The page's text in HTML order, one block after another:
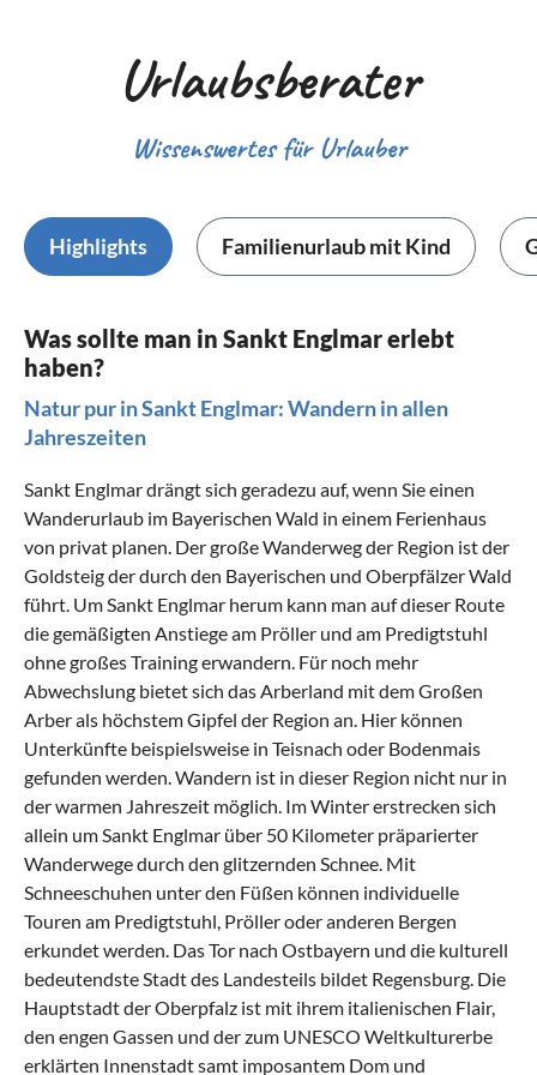
Urlaubsberater
Wissenswertes für Urlauber
Highlights Familienurlaub mit Kind
Was sollte man in Sankt Englmar erlebt
haben?
Natur pur in Sankt Englmar: Wandern in allen
Jahreszeiten
Sankt Englmar drängt sich geradezu auf, wenn Sie einen
Wanderurlaub im Bayerischen Wald in einem Ferienhaus
von privat planen. Der große Wanderweg der Region ist der
Goldsteig der durch den Bayerischen und Oberpfälzer Wald
führt. Um Sankt Englmar herum kann man auf dieser Route
die gemäßigten Anstiege am Pröller und am Predigtstuhl
ohne großes Training erwandern. Für noch mehr
Abwechslung bietet sich dasArberland mit dem Großen
Arber als höchstem Gipfel der Region an. Hier können
Unterkünfte beispielsweise in Teisnach oder Bodenmais
gefunden werden. Wandern ist in dieser Region nicht nur in
der warmen Jahreszeit möglich. Im Winter erstrecken sich
allein um Sankt Englmar über 50 Kilometer präparierter
Wanderwege durch den glitzernden Schnee. Mit
Schneeschuhen unter den Füßen können individuelle
Touren am Predigtstuhl, Pröller oder anderen Bergen
erkundet werden. Das Tor nach Ostbayern und die kulturell
bedeutendste Stadt des Landesteils bildet Regensburg. Die
Hauptstadt derOberpfalz ist mit ihrem italienischen Flair,
den engen Gassen und der zum UNESCO Weltkulturerbe
erklärten Innenstadt samt imposantem Dom und